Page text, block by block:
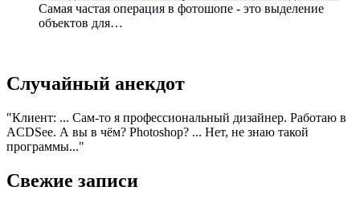
Самая частая операция в фотошопе - это выделение
объектов для…
Случайный анекдот
Клиент: ... Сам-то я профессиональный дизайнер. Работаю в
ACDSee. А вы в чём? Photoshop? ... Нет, не знаю такой
программы...
Свежие записи